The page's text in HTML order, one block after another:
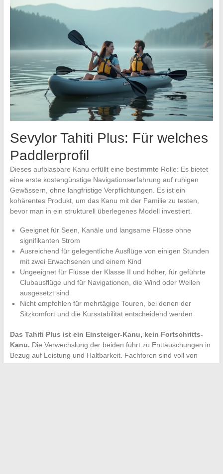
Sevylor Tahiti Plus: Für welches
Paddlerprofil
Dieses aufblasbare Kanu erfüllt eine bestimmte Rolle: Es bietet
eine erste kostengünstige Navigationserfahrung auf ruhigen
Gewässern, ohne langfristige Verpflichtungen. Es ist ein
kohärentes Produkt, um das Kanu mit der Familie zu testen,
bevor man in ein strukturell überlegenes Modell investiert.
Geeignet für Seen, Kanäle und langsame Flüsse ohne
signifikanten Strom
Ausreichend für gelegentliche Ausflüge von einigen Stunden
mit zwei Erwachsenen und einem Kind
Ungeeignet für Flüsse der Klasse II und höher, für geführte
Clubausflüge und für Navigationen, die Wind oder Wellen
ausgesetzt sind
Nicht empfohlen für mehrtägige Touren, bei denen der
Sitzkomfort und die Kursstabilität entscheidend werden
Das Tahiti Plus ist ein Einsteiger-Kanu, kein Fortschritts-
Kanu. Die Verwechslung der beiden führt zu Enttäuschungen in
Bezug auf Leistung und Haltbarkeit. Fachforen sind voll von